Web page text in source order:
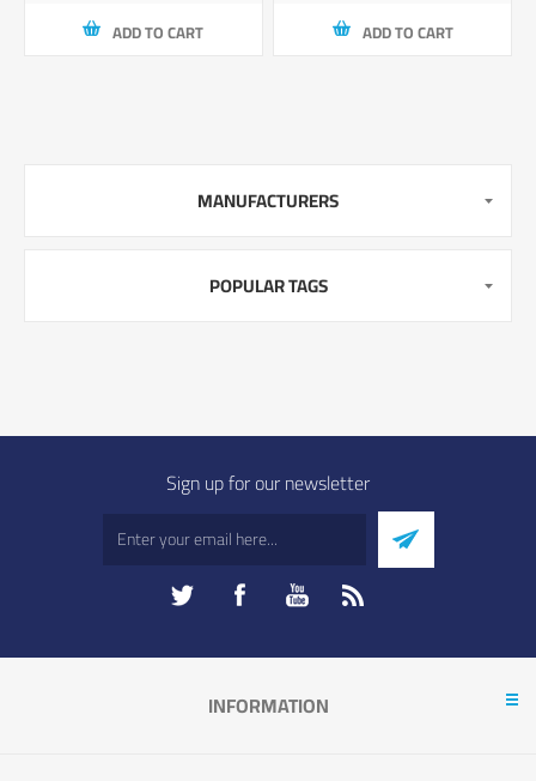
ADD TO CART ADD TO CART
MANUFACTURERS
POPULAR TAGS
Sign up for our newsletter
INFORMATION